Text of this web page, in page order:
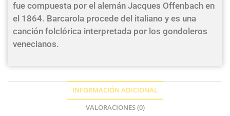
fue compuesta por el alemán Jacques Offenbach en
el 1864. Barcarola procede del italiano y es una
canción folclórica interpretada por los gondoleros
venecianos.
INFORMACIÓN ADICIONAL
VALORACIONES (0)